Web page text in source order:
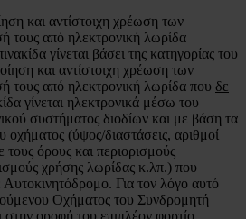
και αντίστοιχη χρέωση των
τους από ηλεκτρονική λωρίδα
γίνεται βάσει της κατηγορίας του
και αντίστοιχη χρέωση των
τους από ηλεκτρονική λωρίδα που δε
γίνεται ηλεκτρονικά μέσω του
συστήματος διοδίων και με βάση τα
οχήματος (ύψος/διαστάσεις, αριθμοί
όρους και περιορισμούς
χρήσης λωρίδας κ.λπ.) που
Για τον λόγο αυτό
Οχήματος του Συνδρομητή